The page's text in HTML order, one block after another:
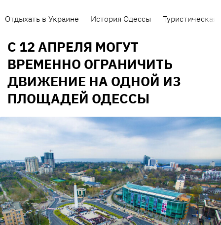
Отдыхать в Украине История Одессы Туристическая
C 12 АПРЕЛЯ МОГУТ
ВРЕМЕННО ОГРАНИЧИТЬ
ДВИЖЕНИЕ НА ОДНОЙ ИЗ
ПЛОЩАДЕЙ ОДЕССЫ